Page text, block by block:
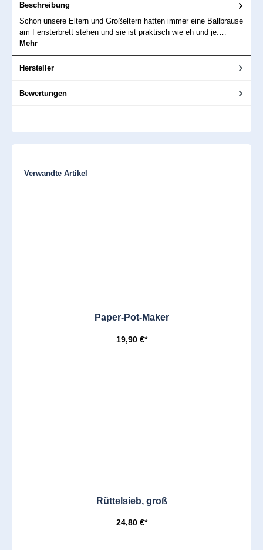
Beschreibung
Schon unsere Eltern und Großeltern hatten immer eine Ballbrause
am Fensterbrett stehen und sie ist praktisch wie eh und je.…
Mehr
Hersteller
Bewertungen
Produktgalerie überspringen
Verwandte Artikel
Paper-Pot-Maker
19,90 €*
Rüttelsieb, groß
24,80 €*